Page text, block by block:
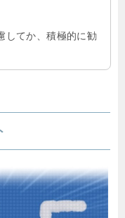
してか、積極的に勧